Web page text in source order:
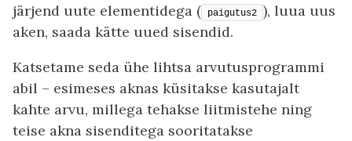
järjend uute elementidega (
paigutus2 ), luua uus
aken, saada kätte uued sisendid.
Katsetame seda ühe lihtsa arvutusprogrammi
abil – esimeses aknas küsitakse kasutajalt
kahte arvu, millega tehakse liitmistehe ning
teise akna sisenditega sooritatakse